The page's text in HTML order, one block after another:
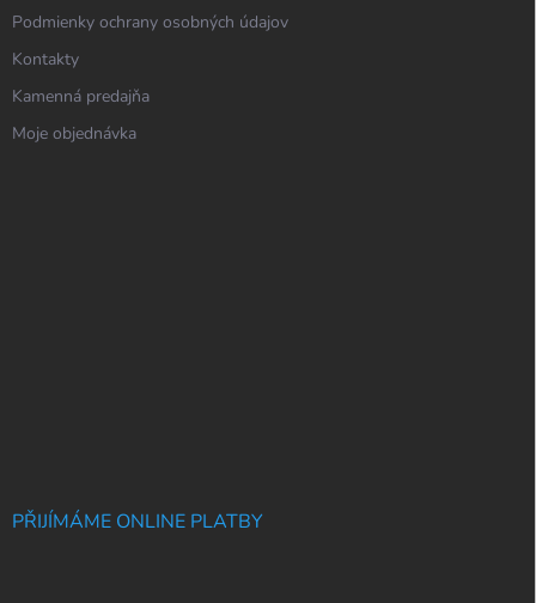
Podmienky ochrany osobných údajov
Kontakty
Kamenná predajňa
Moje objednávka
PŘIJÍMÁME ONLINE PLATBY